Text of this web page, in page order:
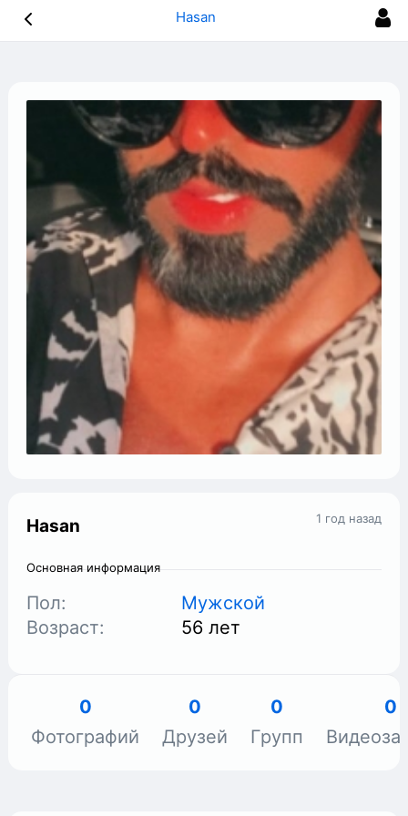
Hasan
1 год назад
Hasan
Основная информация
Пол:
Мужской
Возраст:
56 лет
0
Фотографий
0
Друзей
0
Групп
0